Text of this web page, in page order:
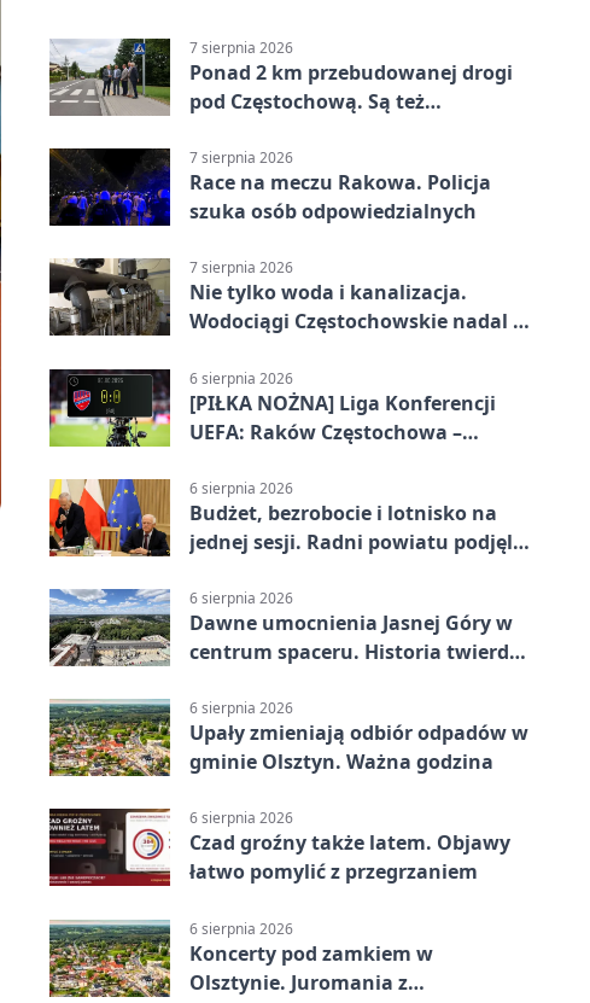
7 sierpnia 2026
Ponad 2 km przebudowanej drogi
pod Częstochową. Są też
7 sierpnia 2026
Race na meczu Rakowa. Policja
szuka osób odpowiedzialnych
7 sierpnia 2026
Nie tylko woda i kanalizacja.
Wodociągi Częstochowskie nadal w
6 sierpnia 2026
[PIŁKA NOŻNA] Liga Konferencji
UEFA: Raków Częstochowa –
meczu III rundy eliminacji
6 sierpnia 2026
Budżet, bezrobocie i lotnisko na
jednej sesji. Radni powiatu podjęli
6 sierpnia 2026
Dawne umocnienia Jasnej Góry w
centrum spaceru. Historia twierdzy
6 sierpnia 2026
Upały zmieniają odbiór odpadów w
gminie Olsztyn. Ważna godzina
6 sierpnia 2026
Czad groźny także latem. Objawy
łatwo pomylić z przegrzaniem
6 sierpnia 2026
Koncerty pod zamkiem w
Olsztynie. Juromania z